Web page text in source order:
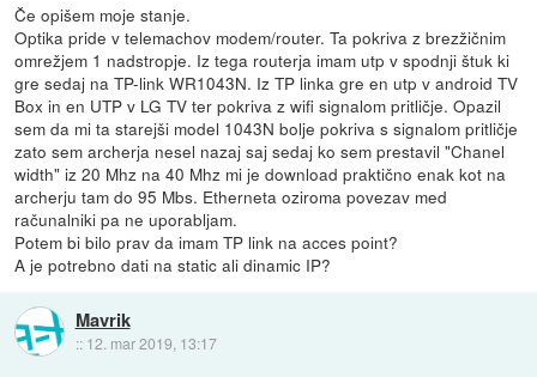
Če opišem moje stanje.
Optika pride v telemachov modem/router. Ta pokriva z brezžičnim
omrežjem 1 nadstropje. Iz tega routerja imam utp v spodnji štuk ki
gre sedaj na TP-link WR1043N. Iz TP linka gre en utp v android TV
Box in en UTP v LG TV ter pokriva z wifi signalom pritličje. Opazil
sem da mi ta starejši model 1043N bolje pokriva s signalom pritličje
zato sem archerja nesel nazaj saj sedaj ko sem prestavil "Chanel
width" iz 20 Mhz na 40 Mhz mi je download praktično enak kot na
archerju tam do 95 Mbs. Etherneta oziroma povezav med
računalniki pa ne uporabljam.
Potem bi bilo prav da imam TP link na acces point?
A je potrebno dati na static ali dinamic IP?
Mavrik
:: 12. mar 2019, 13:17